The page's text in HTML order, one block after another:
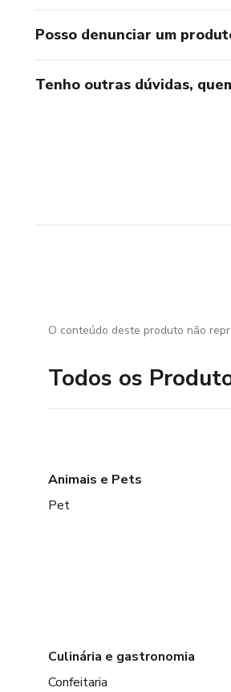
Posso denunciar um
Tenho outras dúvidas,
O conteúdo deste produto não
Todos os
Animais e Pets
Pet
Culinária e gastronomia
Confeitaria